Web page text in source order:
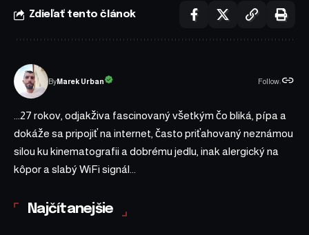
Zdieľať tento článok
ByMarek Urban Follow:
...27 rokov, odjakživa fascinovaný všetkým čo bliká, pípa a
dokáže sa pripojiť na internet, často priťahovaný neznámou
silou ku kinematografii a dobrému jedlu, inak alergický na
kôpor a slabý WiFi signál...
Najčítanejšie